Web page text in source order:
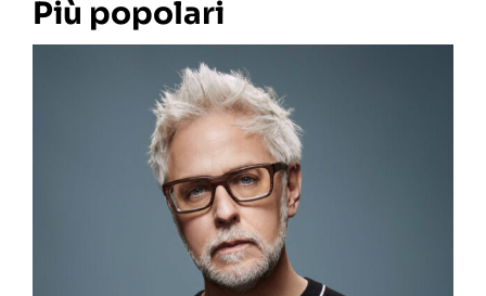
Più popolari